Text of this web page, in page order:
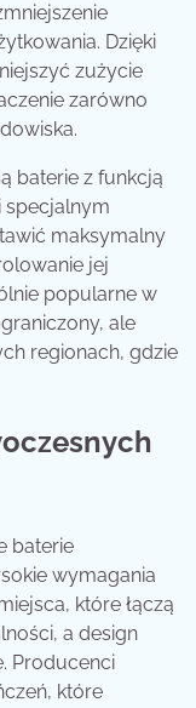
Dzięki
zużycie
zarówno
baterie z funkcją
specjalnym
maksymalny
jej
popularne w
ale
regionach, gdzie
baterie
wymagania
które łączą
a design
Producenci
które